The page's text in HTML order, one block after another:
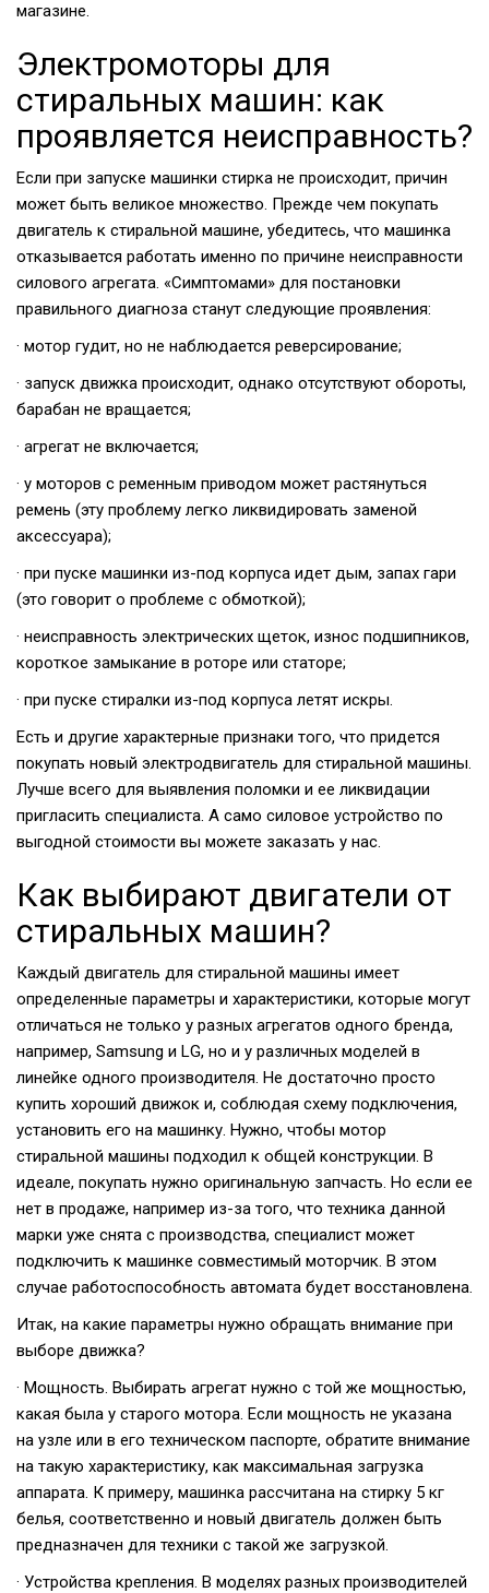
магазине.
Электромоторы для
стиральных машин: как
проявляется неисправность?
Если при запуске машинки стирка не происходит, причин
может быть великое множество. Прежде чем покупать
двигатель к стиральной машине, убедитесь, что машинка
отказывается работать именно по причине неисправности
силового агрегата. «Симптомами» для постановки
правильного диагноза станут следующие проявления:
· мотор гудит, но не наблюдается реверсирование;
· запуск движка происходит, однако отсутствуют обороты,
барабан не вращается;
· агрегат не включается;
· у моторов с ременным приводом может растянуться
ремень (эту проблему легко ликвидировать заменой
аксессуара);
· при пуске машинки из-под корпуса идет дым, запах гари
(это говорит о проблеме с обмоткой);
· неисправность электрических щеток, износ подшипников,
короткое замыкание в роторе или статоре;
· при пуске стиралки из-под корпуса летят искры.
Есть и другие характерные признаки того, что придется
покупать новый электродвигатель для стиральной машины.
Лучше всего для выявления поломки и ее ликвидации
пригласить специалиста. А само силовое устройство по
выгодной стоимости вы можете заказать у нас.
Как выбирают двигатели от
стиральных машин?
Каждый двигатель для стиральной машины имеет
определенные параметры и характеристики, которые могут
отличаться не только у разных агрегатов одного бренда,
например, Samsung и LG, но и у различных моделей в
линейке одного производителя. Не достаточно просто
купить хороший движок и, соблюдая схему подключения,
установить его на машинку. Нужно, чтобы мотор
стиральной машины подходил к общей конструкции. В
идеале, покупать нужно оригинальную запчасть. Но если ее
нет в продаже, например из-за того, что техника данной
марки уже снята с производства, специалист может
подключить к машинке совместимый моторчик. В этом
случае работоспособность автомата будет восстановлена.
Итак, на какие параметры нужно обращать внимание при
выборе движка?
· Мощность. Выбирать агрегат нужно с той же мощностью,
какая была у старого мотора. Если мощность не указана
на узле или в его техническом паспорте, обратите внимание
на такую характеристику, как максимальная загрузка
аппарата. К примеру, машинка рассчитана на стирку 5 кг
белья, соответственно и новый двигатель должен быть
предназначен для техники с такой же загрузкой.
· Устройства крепления. В моделях разных производителей